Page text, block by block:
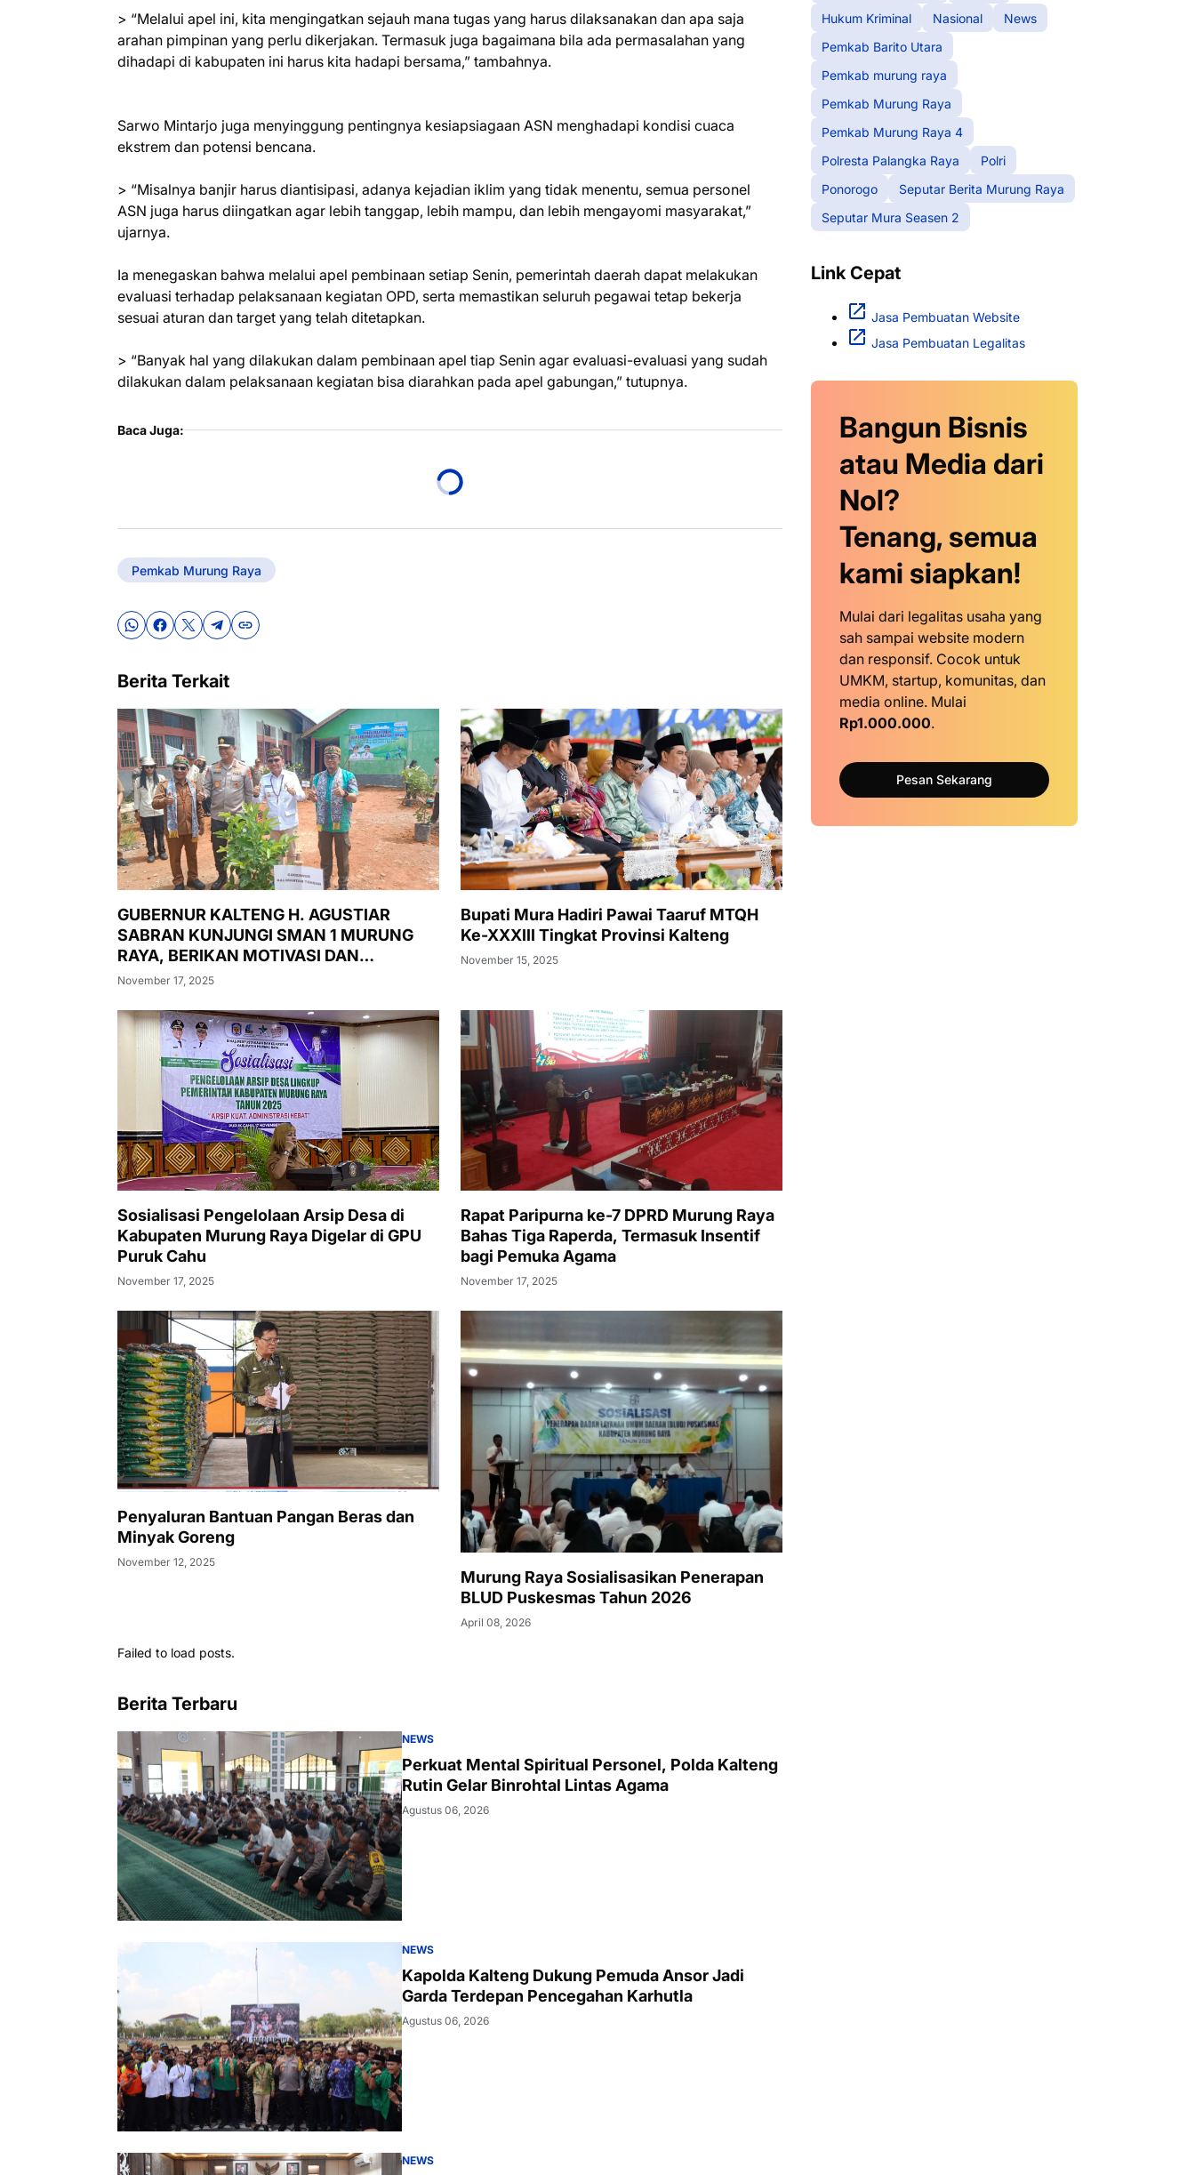
> “Melalui apel ini, kita mengingatkan sejauh mana tugas yang harus dilaksanakan dan apa saja
arahan pimpinan yang perlu dikerjakan. Termasuk juga bagaimana bila ada permasalahan yang
dihadapi di kabupaten ini harus kita hadapi bersama,” tambahnya.
Sarwo Mintarjo juga menyinggung pentingnya kesiapsiagaan ASN menghadapi kondisi cuaca
ekstrem dan potensi bencana.
> “Misalnya banjir harus diantisipasi, adanya kejadian iklim yang tidak menentu, semua personel
ASN juga harus diingatkan agar lebih tanggap, lebih mampu, dan lebih mengayomi masyarakat,”
ujarnya.
Ia menegaskan bahwa melalui apel pembinaan setiap Senin, pemerintah daerah dapat melakukan
evaluasi terhadap pelaksanaan kegiatan OPD, serta memastikan seluruh pegawai tetap bekerja
sesuai aturan dan target yang telah ditetapkan.
> “Banyak hal yang dilakukan dalam pembinaan apel tiap Senin agar evaluasi-evaluasi yang sudah
dilakukan dalam pelaksanaan kegiatan bisa diarahkan pada apel gabungan,” tutupnya.
Baca Juga:
Pemkab Murung Raya
Berita Terkait
GUBERNUR KALTENG H. AGUSTIAR
SABRAN KUNJUNGI SMAN 1 MURUNG
RAYA, BERIKAN MOTIVASI DAN
LUNCURKAN PASAR MURAH,
PEMERIKSAAN KESEHATAN GRATIS
November 17, 2025
Bupati Mura Hadiri Pawai Taaruf MTQH
Ke-XXXIII Tingkat Provinsi Kalteng
November 15, 2025
Sosialisasi Pengelolaan Arsip Desa di
Kabupaten Murung Raya Digelar di GPU
Puruk Cahu
November 17, 2025
Rapat Paripurna ke-7 DPRD Murung Raya
Bahas Tiga Raperda, Termasuk Insentif
bagi Pemuka Agama
November 17, 2025
Penyaluran Bantuan Pangan Beras dan
Minyak Goreng
November 12, 2025
Murung Raya Sosialisasikan Penerapan
BLUD Puskesmas Tahun 2026
April 08, 2026
Failed to load posts.
Berita Terbaru
NEWS
Perkuat Mental Spiritual Personel, Polda Kalteng
Rutin Gelar Binrohtal Lintas Agama
Agustus 06, 2026
NEWS
Kapolda Kalteng Dukung Pemuda Ansor Jadi
Garda Terdepan Pencegahan Karhutla
Agustus 06, 2026
NEWS
Hukum Kriminal
Nasional
News
Pemkab Barito Utara
Pemkab murung raya
Pemkab Murung Raya
Pemkab Murung Raya 4
Polresta Palangka Raya
Polri
Ponorogo
Seputar Berita Murung Raya
Seputar Mura Seasen 2
Link Cepat
Jasa Pembuatan Website
Jasa Pembuatan Legalitas
Bangun Bisnis
atau Media dari
Nol?
Tenang, semua
kami siapkan!
Mulai dari legalitas usaha yang
sah sampai website modern
dan responsif. Cocok untuk
UMKM, startup, komunitas, dan
media online. Mulai
Rp1.000.000.
Pesan Sekarang